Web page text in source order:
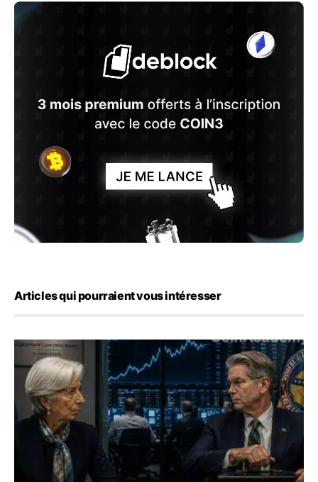
Articles qui pourraient vous intéresser
Yen : Washington a vendu des euros sans prévenir la